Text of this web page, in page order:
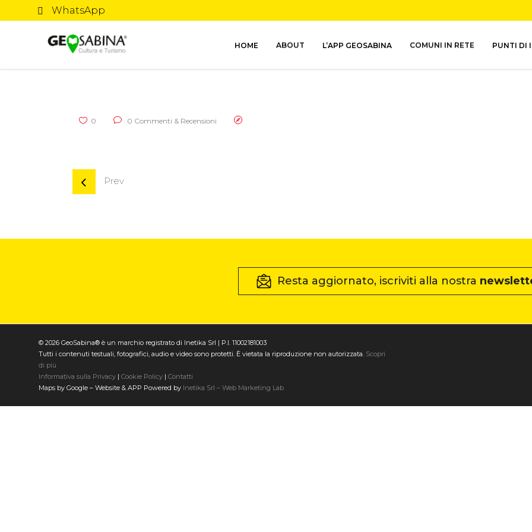
WhatsApp
HOME ABOUT L’APP GEOSABINA COMUNI IN RETE PUNTI DI
0 0 Commenti & Recensioni
Prev
Resta aggiornato, iscriviti alla nostra
© 2026 GeoSabina® è un marchio registrato di Inetika Srl | P.I. 11002181003
Tutti i contenuti testuali, fotografici, audio e video sono protetti. È vietata la riproduzione non autorizzata. Scopri
di più
Informativa sulla Privacy | Cookie Policy | Contatti
Maps by Google – Website & APP Powered by Inetika Srl – Web Marketing Lab